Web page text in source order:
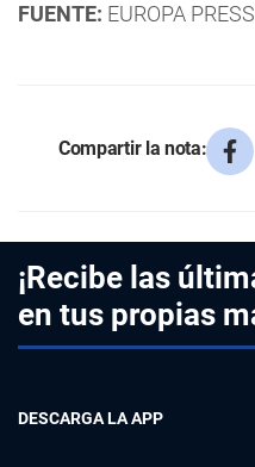
FUENTE: EUROPA PRESS
Compartir la nota:
¡Recibe las
en tus propias
DESCARGA LA APP